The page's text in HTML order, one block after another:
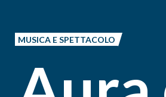
MUSICA E SPETTACOLO